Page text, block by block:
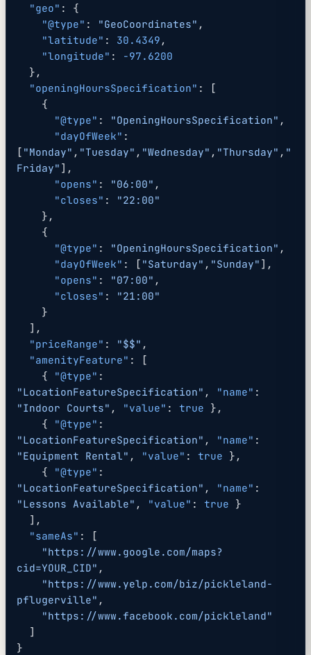
  "geo"
: {
    "@type"
: "GeoCoordinates" ,
    "latitude"
: 30.4349 ,
    "longitude"
: -97.6200
  },
  "openingHoursSpecification"
: [
    {
      "@type"
: "OpeningHoursSpecification" ,
      "dayOfWeek"
:
[ "Monday" , "Tuesday" , "Wednesday" , "Thursday" , "
Friday" ],
      "opens"
: "06:00" ,
      "closes"
: "22:00"
    },
    {
      "@type"
: "OpeningHoursSpecification" ,
      "dayOfWeek"
: [ "Saturday" , "Sunday" ],
      "opens"
: "07:00" ,
      "closes"
: "21:00"
    }
  ],
  "priceRange"
: "$$" ,
  "amenityFeature"
: [
    {
"@type"
"LocationFeatureSpecification" , "name"
"Indoor Courts" , "value" : true },
    {
"@type"
"LocationFeatureSpecification" , "name"
"Equipment Rental" , "value" : true },
    {
"@type"
"LocationFeatureSpecification" , "name"
"Lessons Available" , "value" : true }
  ],
  "sameAs"
: [
cid=YOUR_CID" ,
pflugerville" ,
    "https://www.facebook.com/pickleland"
  ]
}